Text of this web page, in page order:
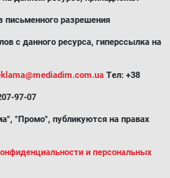
письменного разрешения
с данного ресурса, гиперссылка на
Тел: +38
97-07
"Промо", публикуются на правах
и персональных